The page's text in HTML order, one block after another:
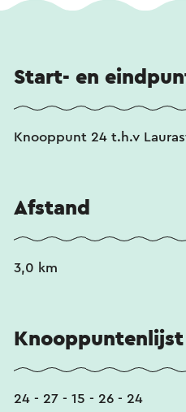
Baalsbruggermolen en
tussen erfgoed, natuur
Start- en
Knooppunt 24 t.h.v
Afstand
3,0 km
Knooppuntenlijst
24 - 27 - 15 - 26 - 24